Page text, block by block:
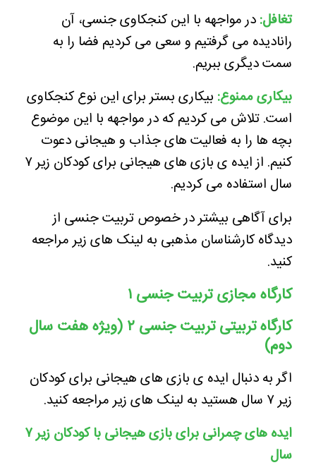
تغافل:در مواجهه با این کنجکاوی جنسی، آن
رانادیده می گرفتیم و سعی می کردیم فضا را به
سمت دیگری ببریم.
بیکاری ممنوع: بیکاری بستر برای این نوع کنجکاوی
است. تلاش می کردیم که در مواجهه با این موضوع
بچه ها را به فعالیت های جذاب و هیجانی دعوت
کنیم. از ایده ی بازی های هیجانی برای کودکان زیر ۷
سال استفاده می کردیم.
برای آگاهی بیشتر در خصوص تربیت جنسی از
دیدگاه کارشناسان مذهبی به لینک های زیر مراجعه
کنید.
کارگاه مجازی تربیت جنسی ۱
کارگاه تربیتی تربیت جنسی ۲ (ویژه هفت سال
دوم)
اگر به دنبال ایده ی بازی های هیجانی برای کودکان
زیر ۷ سال هستید به لینک های زیر مراجعه کنید.
ایده های چمرانی برای بازی هیجانی با کودکان زیر ۷
سال